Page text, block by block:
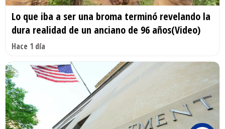
Lo que iba a ser una broma terminó revelando la
dura realidad de un anciano de 96 años(Video)
Hace 1 día